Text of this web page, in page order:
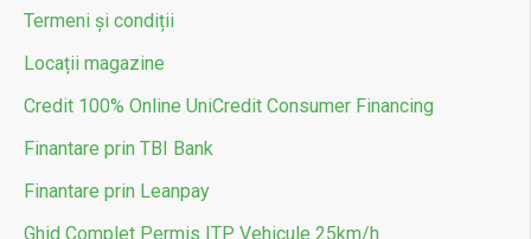
Termeni și condiții
Locații magazine
Credit 100% Online UniCredit Consumer Financing
Finantare prin TBI Bank
Finantare prin Leanpay
Ghid Complet Permis ITP Vehicule 25km/h